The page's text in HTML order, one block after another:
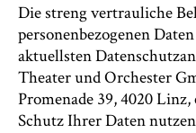
Die streng vertrauliche
personenbezogenen
aktuellsten
Theater und Orchester
Promenade 39, 4020
Schutz Ihrer Daten